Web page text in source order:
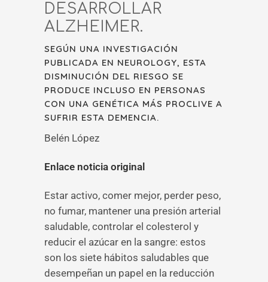
DESARROLLAR
ALZHEIMER.
SEGÚN UNA INVESTIGACIÓN
PUBLICADA EN NEUROLOGY, ESTA
DISMINUCIÓN DEL RIESGO SE
PRODUCE INCLUSO EN PERSONAS
CON UNA GENÉTICA MÁS PROCLIVE A
SUFRIR ESTA DEMENCIA.
Belén López
Enlace noticia original
Estar activo, comer mejor, perder peso,
no fumar, mantener una presión arterial
saludable, controlar el colesterol y
reducir el azúcar en la sangre: estos
son los siete hábitos saludables que
desempeñan un papel en la reducción